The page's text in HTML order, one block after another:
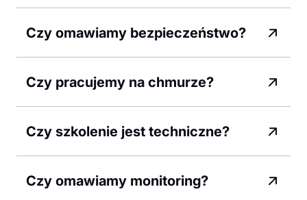
Czy omawiamy bezpieczeństwo?
Czy pracujemy na chmurze?
Czy szkolenie jest techniczne?
Czy omawiamy monitoring?